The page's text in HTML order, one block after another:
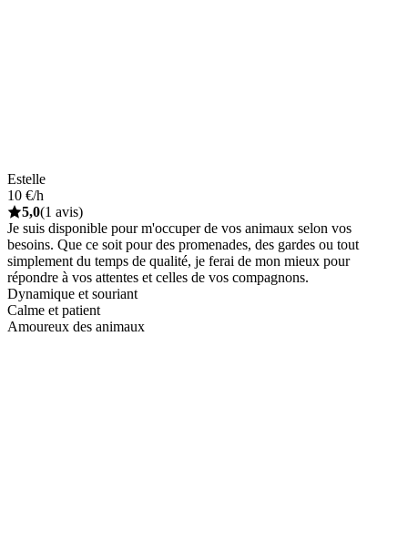
Estelle
10 €/h
5,0(1 avis)
Je suis disponible pour m'occuper de vos animaux selon vos
besoins. Que ce soit pour des promenades, des gardes ou tout
simplement du temps de qualité, je ferai de mon mieux pour
répondre à vos attentes et celles de vos compagnons.
Dynamique et souriant
Calme et patient
Amoureux des animaux